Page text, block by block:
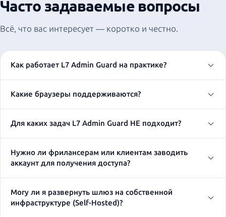
Часто задаваемые вопросы
Всё, что вас интересует — коротко и честно.
Как работает L7 Admin Guard на практике?
Какие браузеры поддерживаются?
Для каких задач L7 Admin Guard НЕ подходит?
Нужно ли фрилансерам или клиентам заводить
аккаунт для получения доступа?
Могу ли я развернуть шлюз на собственной
инфраструктуре (Self-Hosted)?